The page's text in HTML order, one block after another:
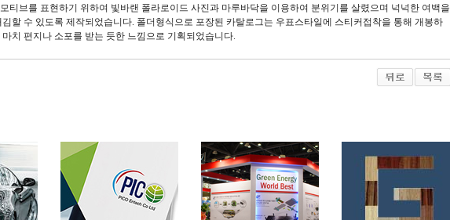
티브를 표현하기 위하여 빛바랜 폴라로이드 사진과 마루바닥을 이용하여 분위기를 살렸으며 넉넉한 여백을
할 수 있도록 제작되었습니다. 폴더형식으로 포장된 카탈로그는 우표스타일에 스티커접착을 통해 개봉하
치 편지나 소포를 받는 듯한 느낌으로 기획되었습니다.